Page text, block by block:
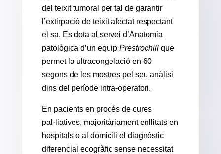
del teixit tumoral per tal de garantir
l’extirpació de teixit afectat respectant
el sa. Es dota al servei d’Anatomia
patològica d’un equip Prestrochillque
permet la ultracongelació en 60
segons de les mostres pel seu anàlisi
dins del període intra-operatori.
En pacients en procés de cures
pal·liatives, majoritàriament enllitats en
hospitals o al domicili el diagnòstic
diferencial ecogràfic sense necessitat